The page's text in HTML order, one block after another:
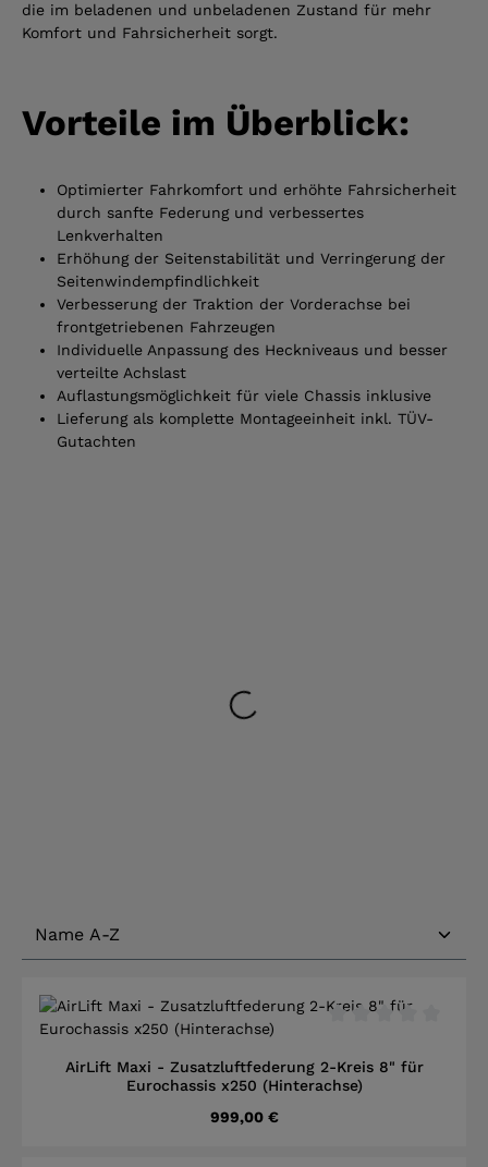
die im beladenen und unbeladenen Zustand für mehr
Komfort und Fahrsicherheit sorgt.
Vorteile im Überblick:
Optimierter Fahrkomfort und erhöhte Fahrsicherheit
durch sanfte Federung und verbessertes
Lenkverhalten
Erhöhung der Seitenstabilität und Verringerung der
Seitenwindempfindlichkeit
Verbesserung der Traktion der Vorderachse bei
frontgetriebenen Fahrzeugen
Individuelle Anpassung des Heckniveaus und besser
verteilte Achslast
Auflastungsmöglichkeit für viele Chassis inklusive
Lieferung als komplette Montageeinheit inkl. TÜV-
Gutachten
Lädt...
AirLift Maxi - Zusatzluftfederung 2-Kreis 8" für
Eurochassis x250 (Hinterachse)
Regulärer Preis:
999,00 €